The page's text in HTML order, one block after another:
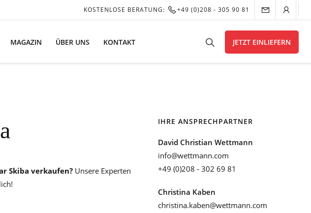
KOSTENLOSE BERATUNG: +49 (0)208 - 305 90 81
MAGAZIN ÜBER UNS KONTAKT JETZT EINLIEFERN
Skiba verkaufen?Unsere Experten
IHRE ANSPRECHPARTNER
David Christian Wettmann
info@wettmann.com
+49 (0)208 - 302 69 81
Christina Kaben
christina.kaben@wettmann.com